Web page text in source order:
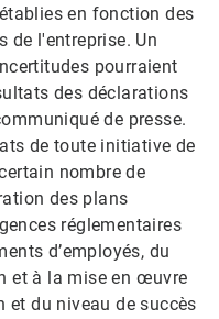
en fonction des
de l'entreprise. Un
pourraient
des déclarations
de presse.
de toute initiative de
nombre de
des plans
réglementaires
d’employés, du
et à la mise en œuvre
du niveau de succès